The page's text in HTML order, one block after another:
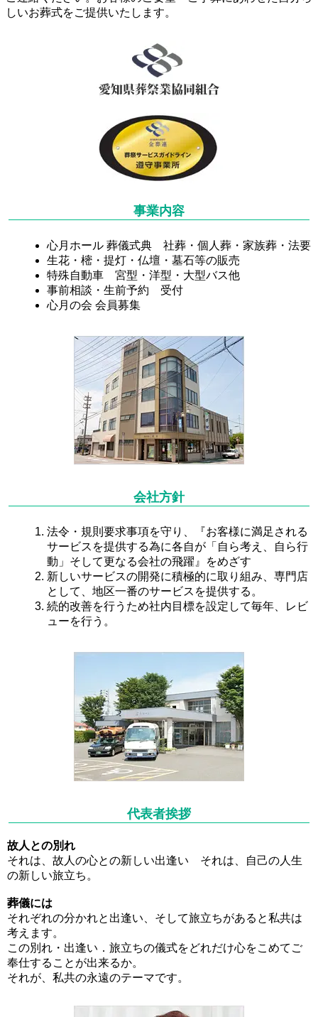
しいお葬式をご提供いたします。
事業内容
心月ホール 葬儀式典 社葬・個人葬・家族葬・法要
生花・樒・提灯・仏壇・墓石等の販売
特殊自動車 宮型・洋型・大型バス他
事前相談・生前予約 受付
心月の会 会員募集
会社方針
法令・規則要求事項を守り、『お客様に満足される
サービスを提供する為に各自が「自ら考え、自ら行
動」そして更なる会社の飛躍』をめざす
新しいサービスの開発に積極的に取り組み、専門店
として、地区一番のサービスを提供する。
続的改善を行うため社内目標を設定して毎年、レビ
ューを行う。
代表者挨拶
故人との別れ
それは、故人の心との新しい出逢い それは、自己の人生
の新しい旅立ち。
葬儀には
それぞれの分かれと出逢い、そして旅立ちがあると私共は
考えます。
この別れ・出逢い．旅立ちの儀式をどれだけ心をこめてご
奉仕することが出来るか。
それが、私共の永遠のテーマです。